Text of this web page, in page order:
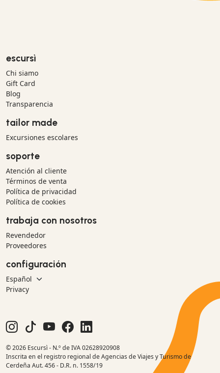
escursì
Chi siamo
Gift Card
Blog
Transparencia
tailor made
Excursiones escolares
soporte
Atención al cliente
Términos de venta
Política de privacidad
Política de cookies
trabaja con nosotros
Revendedor
Proveedores
configuración
Privacy
© 2026 Escursì - N.º de IVA 02628920908
Inscrita en el registro regional de Agencias de Viajes y Turismo de
Cerdeña Aut. 456 - D.R. n. 1558/19